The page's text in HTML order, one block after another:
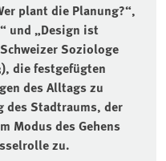
plant die Planung?“,
und „Design ist
Soziologe
die festgefügten
des Alltags zu
des Stadtraums, der
Modus des Gehens
zu.